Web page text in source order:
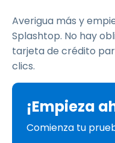
Averigua más y
Splashtop. No hay
tarjeta de crédito
clics.
¡Empieza
Comienza tu